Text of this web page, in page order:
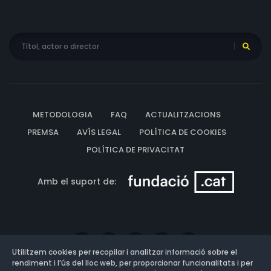
METODOLOGIA FAQ
ACTUALITZACIONS
PREMSA
AVÍS LEGAL
POLÍTICA DE COOKIES
POLÍTICA DE PRIVACITAT
Amb el suport de:
Utilitzem cookies per recopilar i analitzar informació sobre el
rendiment i l’ús del lloc web, per proporcionar funcionalitats i per